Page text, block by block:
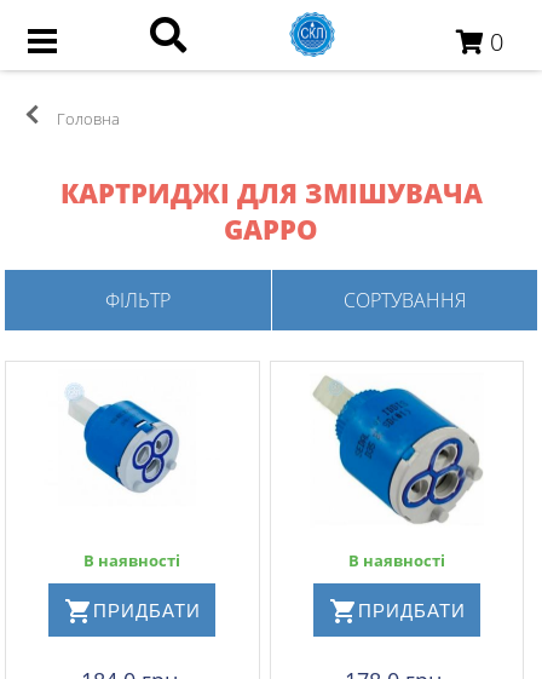
0
Головна
КАРТРИДЖІ ДЛЯ ЗМІШУВАЧА
GAPPO
ФІЛЬТР СОРТУВАННЯ
В наявності
ПРИДБАТИ
В наявності
ПРИДБАТИ